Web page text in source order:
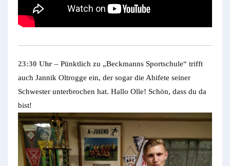
23:30 Uhr – Pünktlich zu „Beckmanns Sportschule“ trifft
auch Jannik Oltrogge ein, der sogar die Abifete seiner
Schwester unterbrochen hat. Hallo Olle! Schön, dass du da
bist!